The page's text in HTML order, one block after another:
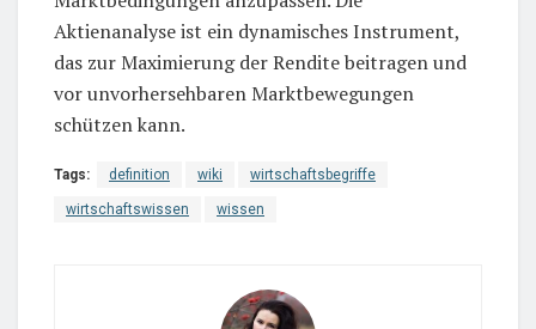
Aktienanalyse ist ein dynamisches Instrument,
das zur Maximierung der Rendite beitragen und
vor unvorhersehbaren Marktbewegungen
schützen kann.
Tags: definition wiki wirtschaftsbegriffe
wirtschaftswissen wissen